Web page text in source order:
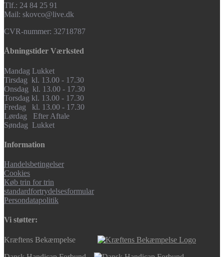
Tlf.: 24 84 25 91
Mail: skovco@live.dk
CVR-nummer: 32718787
Åbningstider Værksted
Mandag Lukket
Tirsdag kl. 13.00 - 17.30
Onsdag kl. 13.00 - 17.30
Torsdag kl. 13.00 - 17.30
Fredag kl. 13.00 - 17.30
Lørdag Efter Aftale
Søndag Lukket
Information
Handelsbetingelser
Cookies
Køb trin for trin
standardfortrydelsesformular
Persondatapolitik
Vi støtter:
Kræftens Bekæmpelse